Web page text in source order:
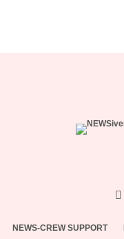
NEWS-CREW SUPPORT